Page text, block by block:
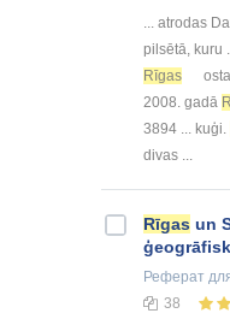
... atrodas
pilsētā, kuru
Rīgas
2008. gadā
3894 ... kuģi.
divas ...
Rīgas un
Реферат
38